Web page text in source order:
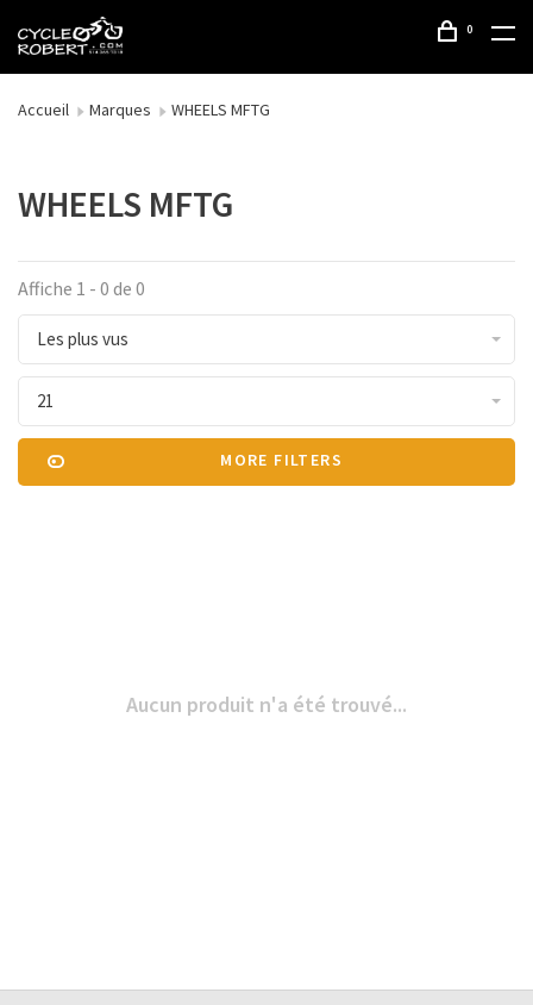
0
Accueil Marques WHEELS MFTG
WHEELS MFTG
Affiche 1 - 0 de 0
Les plus vus
21
MORE FILTERS
Aucun produit n'a été trouvé...